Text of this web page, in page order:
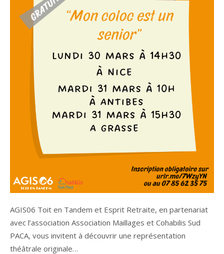
AGIS06 Toit en Tandem et Esprit Retraite, en partenariat
avec l’association Association Maillages et Cohabilis Sud
PACA, vous invitent à découvrir une représentation
théâtrale originale…